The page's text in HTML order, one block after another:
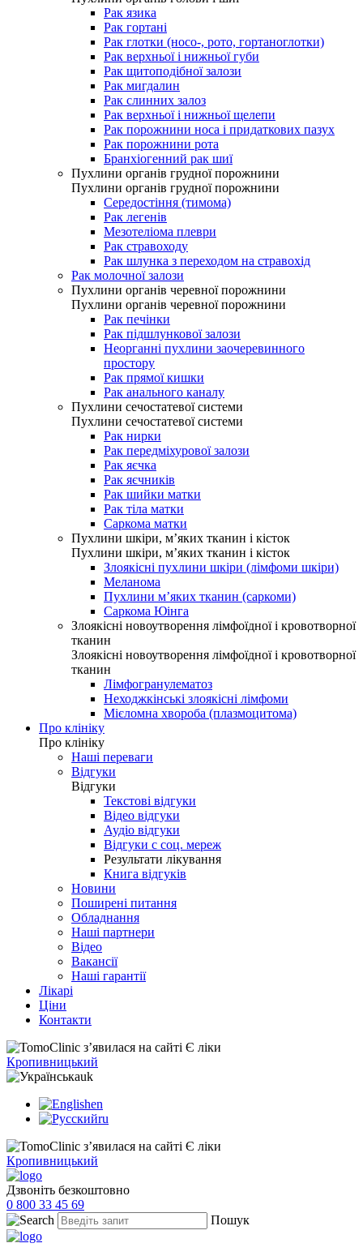
Рак язика
Рак гортані
Рак глотки (носо-, рото, гортаноглотки)
Рак верхньої і нижньої губи
Рак щитоподібної залози
Рак мигдалин
Рак слинних залоз
Рак верхньої і нижньої щелепи
Рак порожнини носа і придаткових пазух
Рак порожнини рота
Бранхіогенний рак шиї
Пухлини органів грудної порожнини
Пухлини органів грудної порожнини
Середостіння (тимома)
Рак легенів
Мезотеліома плеври
Рак стравоходу
Рак шлунка з переходом на стравохід
Рак молочної залози
Пухлини органів черевної порожнини
Пухлини органів черевної порожнини
Рак печінки
Рак підшлункової залози
Неорганні пухлини заочеревинного
простору
Рак прямої кишки
Рак анального каналу
Пухлини сечостатевої системи
Пухлини сечостатевої системи
Рак нирки
Рак передміхурової залози
Рак яєчка
Рак яєчників
Рак шийки матки
Рак тіла матки
Саркома матки
Пухлини шкіри, м’яких тканин і кісток
Пухлини шкіри, м’яких тканин і кісток
Злоякісні пухлини шкіри (лімфоми шкіри)
Меланома
Пухлини м’яких тканин (саркоми)
Саркома Юінга
Злоякісні новоутворення лімфоїдної і кровотворної
тканин
Злоякісні новоутворення лімфоїдної і кровотворної
тканин
Лімфогранулематоз
Неходжкінські злоякісні лімфоми
Мієломна хвороба (плазмоцитома)
Про клініку
Про клініку
Наші переваги
Відгуки
Відгуки
Текстові відгуки
Відео відгуки
Аудіо відгуки
Відгуки с соц. мереж
Результати лікування
Книга відгуків
Новини
Поширені питання
Обладнання
Наші партнери
Відео
Вакансії
Наші гарантії
Лікарі
Ціни
Контакти
Кропивницький
uk
en
ru
Кропивницький
Дзвоніть безкоштовно
0 800 33 45 69
Пошук